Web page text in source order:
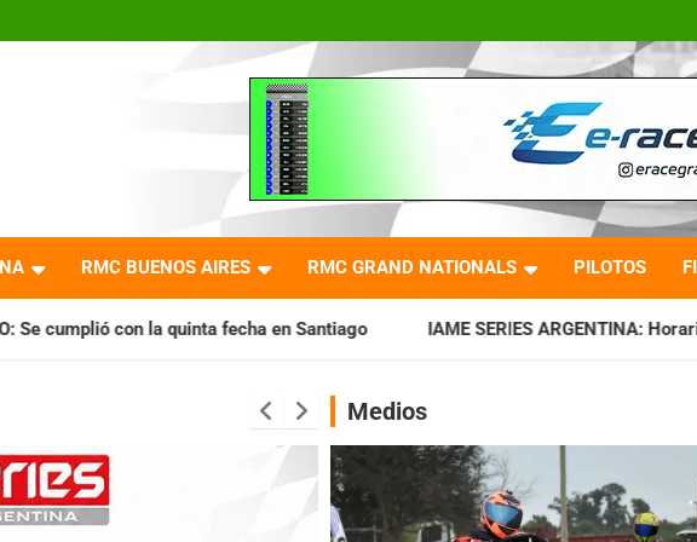
RMC BUENOS AIRES RMC GRAND NATIONALS PILOTOS
fecha en Santiago IAME SERIES ARGENTINA: Horarios para la fecha con
Medios